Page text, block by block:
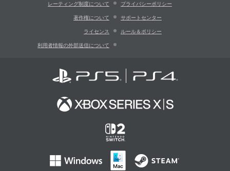
レーティング制度について プライバシーポリシー
著作権について サポートセンター
ライセンス ルール＆ポリシー
利用者情報の外部送信について